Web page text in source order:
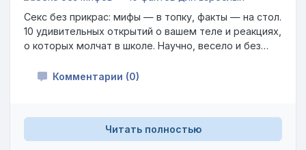
Секс без прикрас: мифы — в топку, факты — на стол.
10 удивительных открытий о вашем теле и реакциях,
о которых молчат в школе. Научно, весело и без
кто «всё знает». 😏📚
Комментарии (0)
Читать полностью